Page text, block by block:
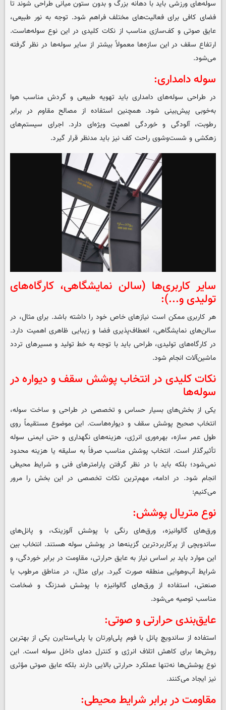
سوله‌های ورزشی باید با دهانه بزرگ و بدون ستون میانی طراحی شوند تا
فضای کافی برای فعالیت‌های مختلف فراهم شود. توجه به نور طبیعی،
عایق صوتی و کف‌سازی مناسب از نکات کلیدی در این نوع سوله‌هاست.
ارتفاع سقف در این سازه‌ها معمولاً بیشتر از سایر سوله‌ها در نظر گرفته
می‌شود.
سوله دامداری:
در طراحی سوله‌های دامداری باید تهویه طبیعی و گردش مناسب هوا
به‌خوبی پیش‌بینی شود. همچنین استفاده از مصالح مقاوم در برابر
رطوبت، آلودگی و خوردگی اهمیت ویژه‌ای دارد. اجرای سیستم‌های
زهکشی و شست‌وشوی راحت کف نیز باید مدنظر قرار گیرد.
سایر کاربری‌ها (سالن نمایشگاهی، کارگاه‌های
تولیدی و...):
هر کاربری ممکن است نیازهای خاص خود را داشته باشد. برای مثال، در
سالن‌های نمایشگاهی، انعطاف‌پذیری فضا و زیبایی ظاهری اهمیت دارد.
در کارگاه‌های تولیدی، طراحی باید با توجه به خط تولید و مسیرهای تردد
ماشین‌آلات انجام شود.
نکات کلیدی در انتخاب پوشش سقف و دیواره در
سوله‌ها
یکی از بخش‌های بسیار حساس و تخصصی در طراحی و ساخت سوله،
انتخاب صحیح پوشش سقف و دیواره‌هاست. این موضوع مستقیماً روی
طول عمر سازه، بهره‌وری انرژی، هزینه‌های نگهداری و حتی ایمنی سوله
تأثیرگذار است. انتخاب پوشش مناسب صرفاً به سلیقه یا هزینه محدود
نمی‌شود؛ بلکه باید با در نظر گرفتن پارامترهای فنی و شرایط محیطی
انجام شود. در ادامه، مهم‌ترین نکات تخصصی در این بخش را مرور
می‌کنیم:
نوع متریال پوشش:
ورق‌های گالوانیزه، ورق‌های رنگی با پوشش آلوزینک، و پانل‌های
ساندویچی از پرکاربردترین گزینه‌ها در پوشش سوله هستند. انتخاب بین
این موارد باید بر اساس نیاز به عایق حرارتی، مقاومت در برابر خوردگی، و
شرایط آب‌وهوایی منطقه صورت گیرد. برای مثال، در مناطق مرطوب یا
صنعتی، استفاده از ورق‌های گالوانیزه با پوشش ضدزنگ و ضخامت
مناسب توصیه می‌شود.
عایق‌بندی حرارتی و صوتی:
استفاده از ساندویچ پانل با فوم پلی‌اورتان یا پلی‌استایرن یکی از بهترین
روش‌ها برای کاهش اتلاف انرژی و کنترل دمای داخل سوله است. این
نوع پوشش‌ها نه‌تنها عملکرد حرارتی بالایی دارند بلکه عایق صوتی مؤثری
نیز ایجاد می‌کنند.
مقاومت در برابر شرایط محیطی: